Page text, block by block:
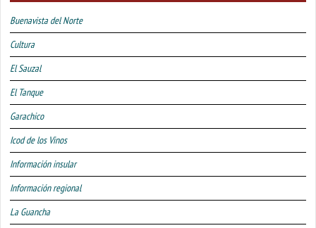
Buenavista del Norte
Cultura
El Sauzal
El Tanque
Garachico
Icod de los Vinos
Información insular
Información regional
La Guancha